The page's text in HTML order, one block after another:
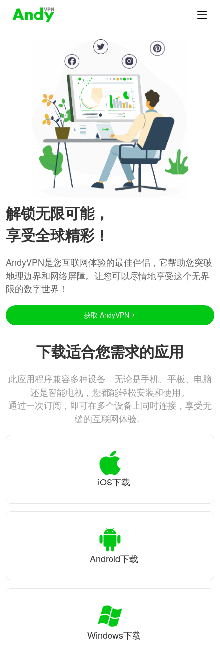
解锁无限可能，
享受全球精彩！
AndyVPN是您互联网体验的最佳伴侣，它帮助您突破
地理边界和网络屏障。让您可以尽情地享受这个无界
限的数字世界！
获取 AndyVPN
下载适合您需求的应用
此应用程序兼容多种设备，无论是手机、平板、电脑
还是智能电视，您都能轻松安装和使用。
通过一次订阅，即可在多个设备上同时连接，享受无
缝的互联网体验。
iOS下载
Android下载
Windows下载